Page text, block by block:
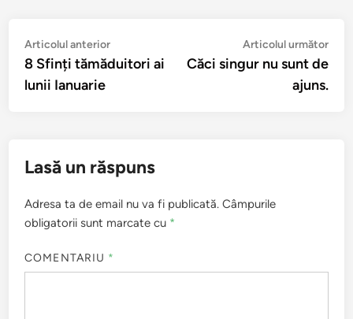
Navigare
în
articole
Articolul anteriorArticolul
anterior:
8 Sfinți tămăduitori ai
lunii Ianuarie
Articolul următor
Căci singur nu sunt de
ajuns.
Lasă un răspuns
Adresa ta de email nu va fi publicată. Câmpurile
obligatorii sunt marcate cu *
COMENTARIU *